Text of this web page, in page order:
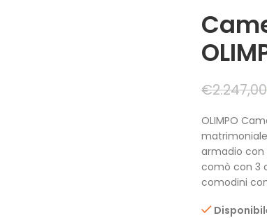
€2.247,00
OLIMPO
armadio
comò con 3
comodini